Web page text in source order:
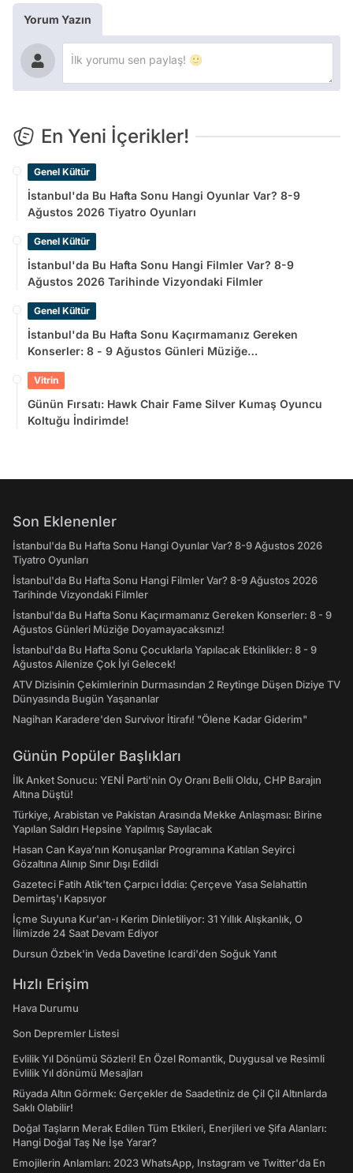
Yorum Yazın
En Yeni İçerikler!
Genel Kültür
İstanbul'da Bu Hafta Sonu Hangi Oyunlar Var? 8-9
Ağustos 2026 Tiyatro Oyunları
Genel Kültür
İstanbul'da Bu Hafta Sonu Hangi Filmler Var? 8-9
Ağustos 2026 Tarihinde Vizyondaki Filmler
Genel Kültür
İstanbul'da Bu Hafta Sonu Kaçırmamanız Gereken
Konserler: 8 - 9 Ağustos Günleri Müziğe
Vitrin
Günün Fırsatı: Hawk Chair Fame Silver Kumaş Oyuncu
Koltuğu İndirimde!
Son Eklenenler
İstanbul'da Bu Hafta Sonu Hangi Oyunlar Var? 8-9 Ağustos 2026
Tiyatro Oyunları
İstanbul'da Bu Hafta Sonu Hangi Filmler Var? 8-9 Ağustos 2026
Tarihinde Vizyondaki Filmler
İstanbul'da Bu Hafta Sonu Kaçırmamanız Gereken Konserler: 8 - 9
Ağustos Günleri Müziğe Doyamayacaksınız!
İstanbul'da Bu Hafta Sonu Çocuklarla Yapılacak Etkinlikler: 8 - 9
Ağustos Ailenize Çok İyi Gelecek!
ATV Dizisinin Çekimlerinin Durmasından 2 Reytinge Düşen Diziye TV
Dünyasında Bugün Yaşananlar
Nagihan Karadere'den Survivor İtirafı! "Ölene Kadar Giderim"
Günün Popüler Başlıkları
İlk Anket Sonucu: YENİ Parti'nin Oy Oranı Belli Oldu, CHP Barajın
Altına Düştü!
Türkiye, Arabistan ve Pakistan Arasında Mekke Anlaşması: Birine
Yapılan Saldırı Hepsine Yapılmış Sayılacak
Hasan Can Kaya’nın Konuşanlar Programına Katılan Seyirci
Gözaltına Alınıp Sınır Dışı Edildi
Gazeteci Fatih Atik'ten Çarpıcı İddia: Çerçeve Yasa Selahattin
Demirtaş'ı Kapsıyor
İçme Suyuna Kur'an-ı Kerim Dinletiliyor: 31 Yıllık Alışkanlık, O
İlimizde 24 Saat Devam Ediyor
Dursun Özbek'in Veda Davetine Icardi'den Soğuk Yanıt
Hızlı Erişim
Hava Durumu
Son Depremler Listesi
Evlilik Yıl Dönümü Sözleri! En Özel Romantik, Duygusal ve Resimli
Evlilik Yıl dönümü Mesajları
Rüyada Altın Görmek: Gerçekler de Saadetiniz de Çil Çil Altınlarda
Saklı Olabilir!
Doğal Taşların Merak Edilen Tüm Etkileri, Enerjileri ve Şifa Alanları:
Hangi Doğal Taş Ne İşe Yarar?
Emojilerin Anlamları: 2023 WhatsApp, Instagram ve Twitter'da En